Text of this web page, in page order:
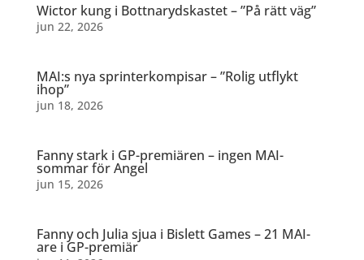
Wictor kung i Bottnarydskastet – ”På rätt väg”
jun 22, 2026
MAI:s nya sprinterkompisar – ”Rolig utflykt
ihop”
jun 18, 2026
Fanny stark i GP-premiären – ingen MAI-
sommar för Angel
jun 15, 2026
Fanny och Julia sjua i Bislett Games – 21 MAI-
are i GP-premiär